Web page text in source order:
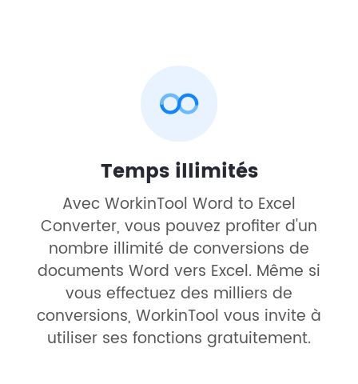
Temps illimités
Avec WorkinTool Word to Excel
Converter, vous pouvez profiter d'un
nombre illimité de conversions de
documents Word vers Excel. Même si
vous effectuez des milliers de
conversions, WorkinTool vous invite à
utiliser ses fonctions gratuitement.